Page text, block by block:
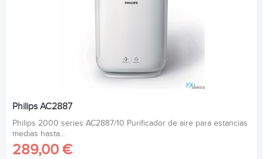
Philips AC2887
Philips 2000 series AC2887/10 Purificador de aire para estancias
medias hasta...
289,00 €